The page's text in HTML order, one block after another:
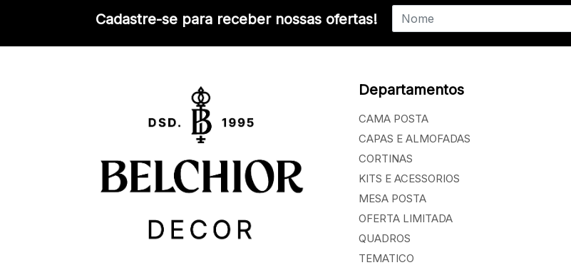
Cadastre-se para receber nossas ofertas!
Departamentos
CAMA POSTA
CAPAS E ALMOFADAS
CORTINAS
KITS E ACESSORIOS
MESA POSTA
OFERTA LIMITADA
QUADROS
TEMATICO